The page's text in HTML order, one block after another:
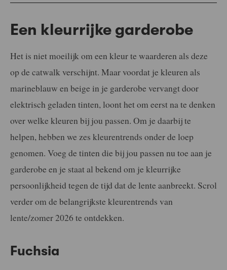
Een kleurrijke garderobe
Het is niet moeilijk om een kleur te waarderen als deze
op de catwalk verschijnt. Maar voordat je kleuren als
marineblauw en beige in je garderobe vervangt door
elektrisch geladen tinten, loont het om eerst na te denken
over welke kleuren bij jou passen. Om je daarbij te
helpen, hebben we zes kleurentrends onder de loep
genomen. Voeg de tinten die bij jou passen nu toe aan je
garderobe en je staat al bekend om je kleurrijke
persoonlijkheid tegen de tijd dat de lente aanbreekt. Scrol
verder om de belangrijkste kleurentrends van
lente/zomer 2026 te ontdekken.
Fuchsia